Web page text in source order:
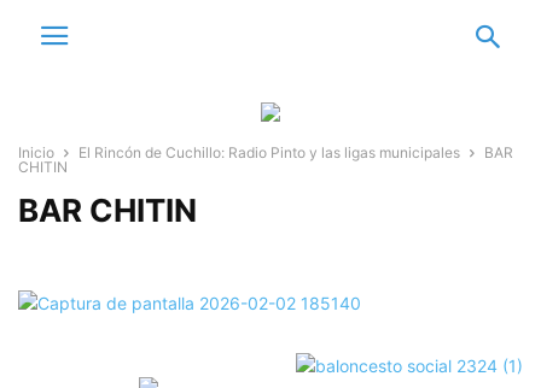
Inicio El Rincón de Cuchillo: Radio Pinto y las ligas municipales
BAR
CHITIN
BAR CHITIN